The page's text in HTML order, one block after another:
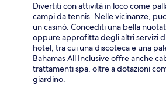
Divertiti con attività in loco come
campi da tennis. Nelle vicinanze,
un casinò. Concediti una bella
oppure approfitta degli altri servizi
hotel, tra cui una discoteca e una
Bahamas All Inclusive offre anche
trattamenti spa, oltre a dotazioni
giardino.